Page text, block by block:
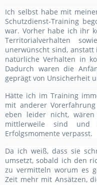
Ich selbst habe mit
Schutzdienst-Training
war. Vorher habe ich ihr
Territorialverhalten
unerwünscht sind,
natürliche Verhalten in
Dadurch waren die
geprägt von Unsicherheit
Hätte ich im Training
mit anderer
eben leider nicht,
mittlerweile sind und
Erfolgsmomente verpasst.
Da ich weiß, dass sie
umsetzt, sobald ich den
zu vermitteln worum es
Zeit mehr mit Ansätzen,